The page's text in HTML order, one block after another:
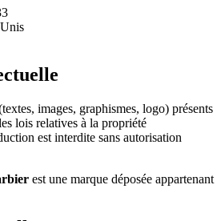
images, graphismes, logo) présents
lois relatives à la propriété
est interdite sans autorisation
est une marque déposée appartenant